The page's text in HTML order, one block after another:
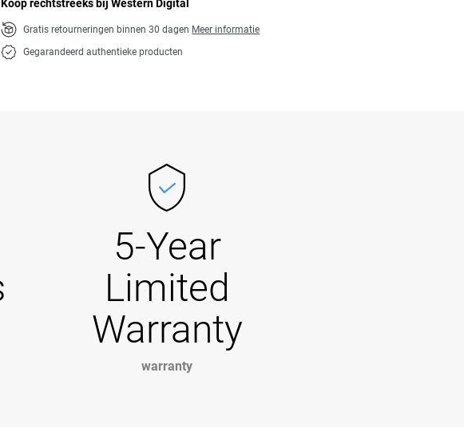
Koop rechtstreeks bij Western Digital
Gratis retourneringen binnen 30 dagen Meer informatie
Gegarandeerd authentieke producten
5-Year
Limited
Warranty
warranty